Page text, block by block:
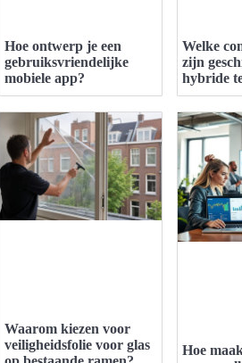
Hoe ontwerp je een
gebruiksvriendelijke
mobiele app?
Welke
zijn
hybride
Waarom kiezen voor
veiligheidsfolie voor glas
Hoe